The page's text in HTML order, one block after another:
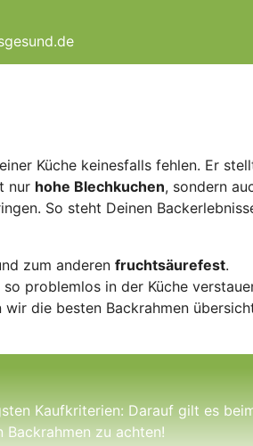
Küche keinesfalls fehlen. Er
nur hohe Blechkuchen, sondern
So steht Deinen
zum anderen fruchtsäurefest.
problemlos in der Küche
wir die besten Backrahmen
Kaufkriterien: Darauf gilt es
Backrahmen zu achten!